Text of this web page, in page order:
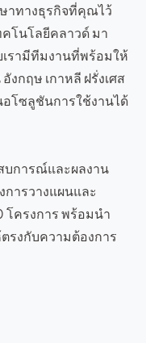
าทางธุรกิจที่คุณไว้
คโนโลยีคลาวด์ มา
รามีทีมงานที่พร้อมให้
กฤษ เกาหลี ฝรั่งเศส
โซลูชันการใช้งานได้
บการณ์และผลงาน
การวางแผนและ
โครงการ พร้อมนำ
รงกับความต้องการ